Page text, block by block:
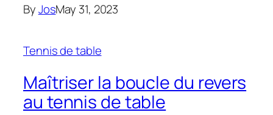
ByJosMay 31, 2023
Tennis de table
Maîtriser la boucle du revers
au tennis de table